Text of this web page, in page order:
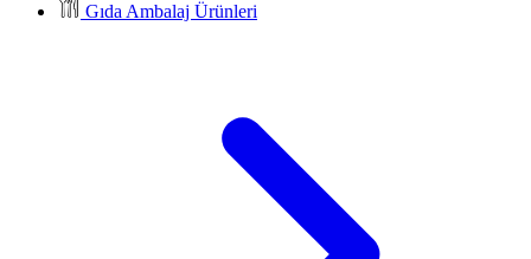
Gıda Ambalaj Ürünleri